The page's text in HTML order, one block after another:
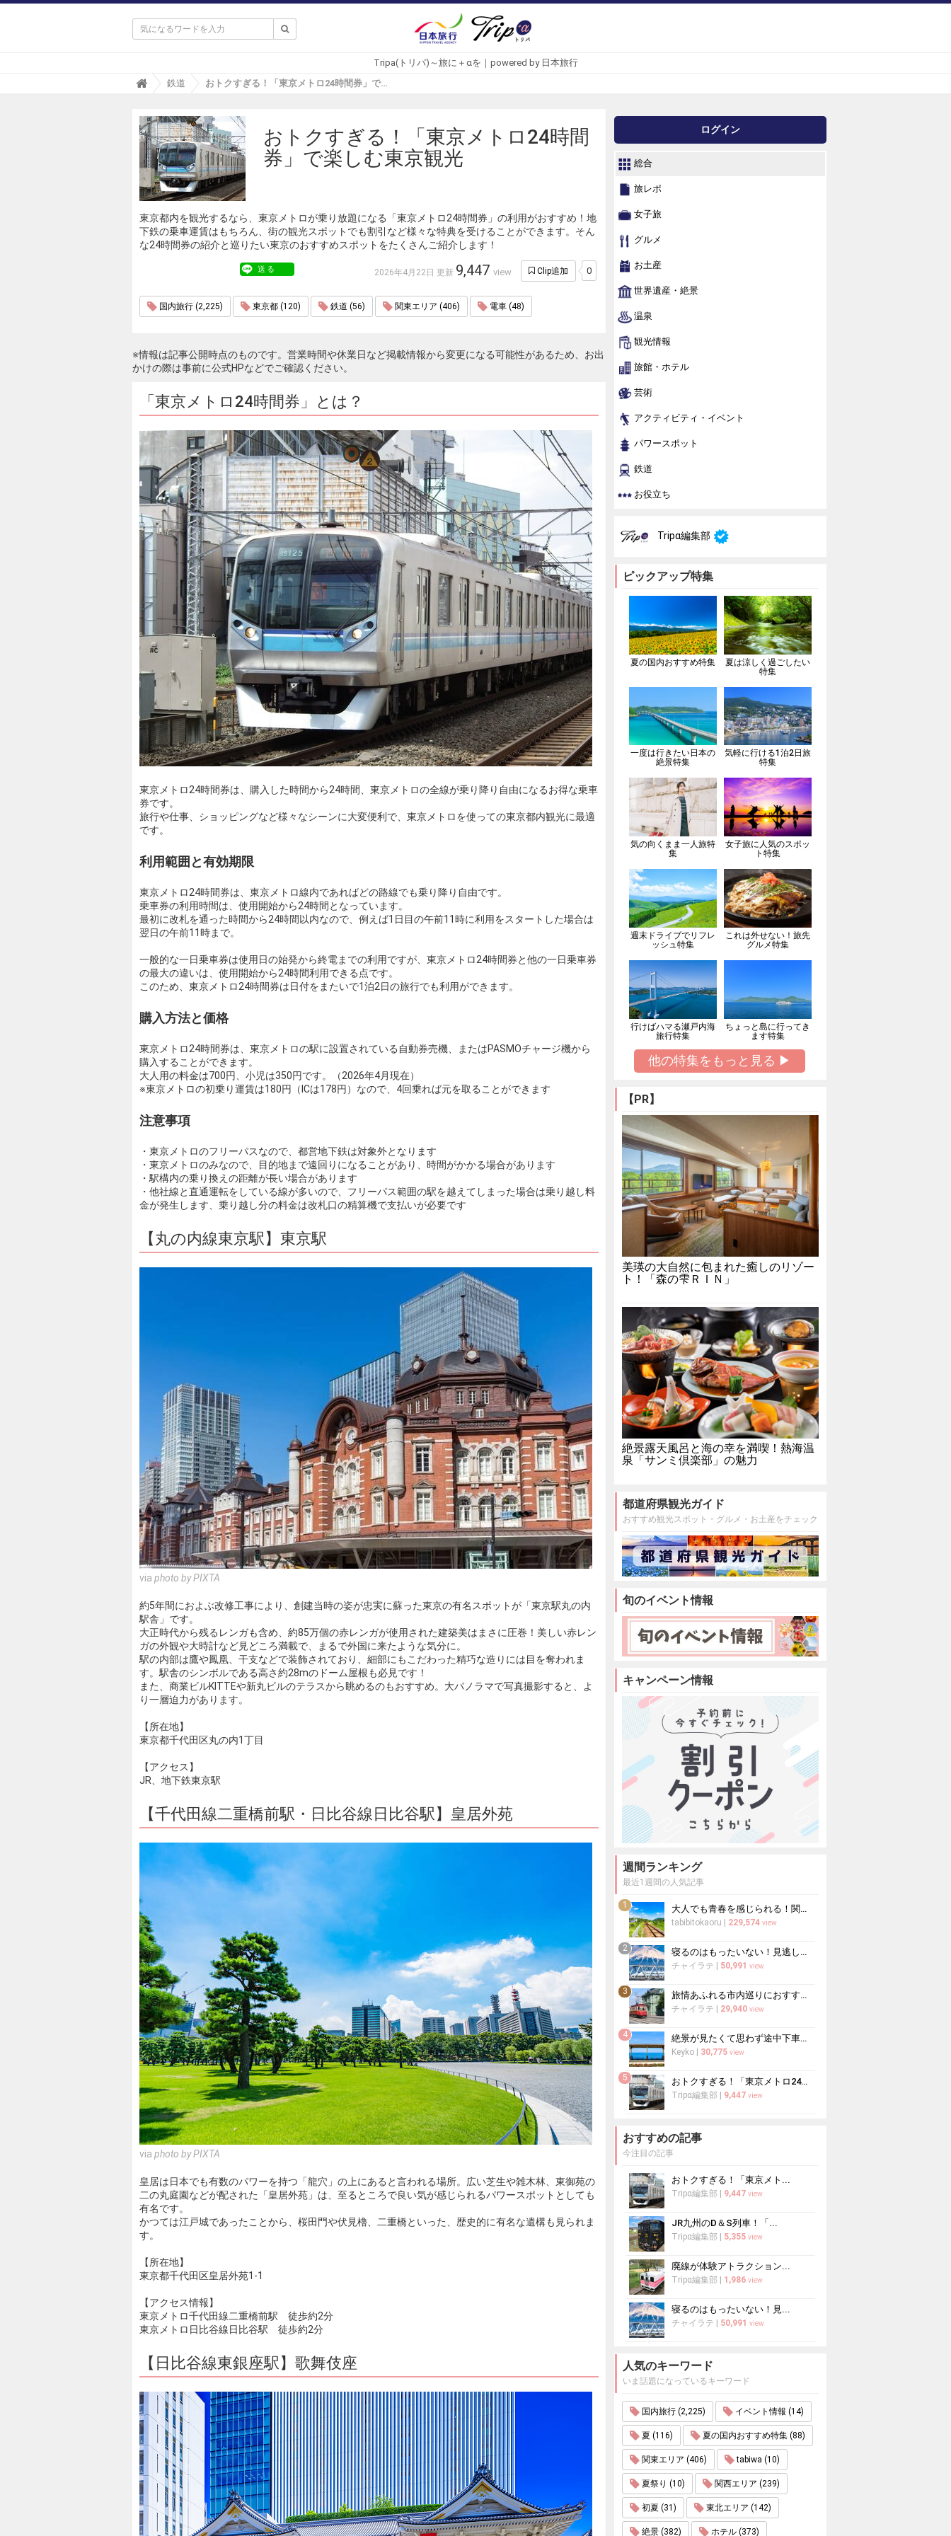
Tripa(トリパ)～旅に＋αを｜powered by 日本旅行
T
p
a
(
ト
リ
パ
)
鉄道 おトクすぎる！「東京メトロ24時間券」で楽しむ東京観光 - Tripa(トリパ)
おトクすぎる！「東京メトロ24時間
券」で楽しむ東京観光
東京都内を観光するなら、東京メトロが乗り放題になる「東京メトロ24時間券」の利用がおすすめ！地
下鉄の乗車運賃はもちろん、街の観光スポットでも割引など様々な特典を受けることができます。そん
な24時間券の紹介と巡りたい東京のおすすめスポットをたくさんご紹介します！
送る 2026年4月22日 更新 9,447view Clip追加 0
国内旅行 (2,225) 東京都 (120) 鉄道 (56) 関東エリア (406) 電車 (48)
※情報は記事公開時点のものです。営業時間や休業日など掲載情報から変更になる可能性があるため、お出
かけの際は事前に公式HPなどでご確認ください。
「東京メトロ24時間券」とは？
東京メトロ24時間券は、購入した時間から24時間、東京メトロの全線が乗り降り自由になるお得な乗車
券です。
旅行や仕事、ショッピングなど様々なシーンに大変便利で、東京メトロを使っての東京都内観光に最適
です。
利用範囲と有効期限
東京メトロ24時間券は、東京メトロ線内であればどの路線でも乗り降り自由です。
乗車券の利用時間は、使用開始から24時間となっています。
最初に改札を通った時間から24時間以内なので、例えば1日目の午前11時に利用をスタートした場合は
翌日の午前11時まで。
一般的な一日乗車券は使用日の始発から終電までの利用ですが、東京メトロ24時間券と他の一日乗車券
の最大の違いは、使用開始から24時間利用できる点です。
このため、東京メトロ24時間券は日付をまたいで1泊2日の旅行でも利用ができます。
購入方法と価格
東京メトロ24時間券は、東京メトロの駅に設置されている自動券売機、またはPASMOチャージ機から
購入することができます。
大人用の料金は700円、小児は350円です。（2026年4月現在）
※東京メトロの初乗り運賃は180円（ICは178円）なので、4回乗れば元を取ることができます
注意事項
・東京メトロのフリーパスなので、都営地下鉄は対象外となります
・東京メトロのみなので、目的地まで遠回りになることがあり、時間がかかる場合があります
・駅構内の乗り換えの距離が長い場合があります
・他社線と直通運転をしている線が多いので、フリーパス範囲の駅を越えてしまった場合は乗り越し料
金が発生します、乗り越し分の料金は改札口の精算機で支払いが必要です
【丸の内線東京駅】東京駅
via photo by PIXTA
約5年間におよぶ改修工事により、創建当時の姿が忠実に蘇った東京の有名スポットが「東京駅丸の内
駅舎」です。
大正時代から残るレンガも含め、約85万個の赤レンガが使用された建築美はまさに圧巻！美しい赤レン
ガの外観や大時計など見どころ満載で、まるで外国に来たような気分に。
駅の内部は鷹や鳳凰、干支などで装飾されており、細部にもこだわった精巧な造りには目を奪われま
す。駅舎のシンボルである高さ約28mのドーム屋根も必見です！
また、商業ビルKITTEや新丸ビルのテラスから眺めるのもおすすめ。大パノラマで写真撮影すると、よ
り一層迫力があります。
【所在地】
東京都千代田区丸の内1丁目
【アクセス】
JR、地下鉄東京駅
【千代田線二重橋前駅・日比谷線日比谷駅】皇居外苑
via photo by PIXTA
皇居は日本でも有数のパワーを持つ「龍穴」の上にあると言われる場所。広い芝生や雑木林、東御苑の
二の丸庭園などが配された「皇居外苑」は、至るところで良い気が感じられるパワースポットとしても
有名です。
かつては江戸城であったことから、桜田門や伏見櫓、二重橋といった、歴史的に有名な遺構も見られま
す。
【所在地】
東京都千代田区皇居外苑1-1
【アクセス情報】
東京メトロ千代田線二重橋前駅 徒歩約2分
東京メトロ日比谷線日比谷駅 徒歩約2分
【日比谷線東銀座駅】歌舞伎座
ログイン
総合
旅レポ
女子旅
グルメ
お土産
世界遺産・絶景
温泉
観光情報
旅館・ホテル
芸術
アクティビティ・イベント
パワースポット
鉄道
お役立ち
Tripα編集部
ピックアップ特集
夏の国内おすすめ特集
夏は涼しく過ごしたい
特集
一度は行きたい日本の
絶景特集
気軽に行ける1泊2日旅
特集
気の向くまま一人旅特
集
女子旅に人気のスポッ
ト特集
週末ドライブでリフレ
ッシュ特集
これは外せない！旅先
グルメ特集
行けばハマる瀬戸内海
旅行特集
ちょっと島に行ってき
ます特集
他の特集をもっと見る ▶
【PR】
美瑛の大自然に包まれた癒しのリゾー
ト！「森の雫ＲＩＮ」
絶景露天風呂と海の幸を満喫！熱海温
泉「サンミ倶楽部」の魅力
都道府県観光ガイド
おすすめ観光スポット・グルメ・お土産をチェック
旬のイベント情報
キャンペーン情報
週間ランキング
最近1週間の人気記事
1 大人でも青春を感じられる！関東発青春18きっぷおすすめ6コース
tabibitokaoru 229,574 view
2 寝るのはもったいない！見逃したくない絶景ばかりの東海道新幹線の車窓
チャイラテ 50,991 view
3 旅情あふれる市内巡りにおすすめ！路面電車のある観光地12選
チャイラテ 29,940 view
4 絶景が見たくて思わず途中下車したくなるおすすめの駅7選
Keyko 30,775 view
5 おトクすぎる！「東京メトロ24時間券」で楽しむ東京観光
Tripα編集部 9,447 view
おすすめの記事
今注目の記事
おトクすぎる！「東京メト...
Tripα編集部 9,447 view
JR九州のD＆S列車！「...
Tripα編集部 5,355 view
廃線が体験アトラクション...
Tripα編集部 1,986 view
寝るのはもったいない！見...
チャイラテ 50,991 view
人気のキーワード
いま話題になっているキーワード
国内旅行 (2,225) イベント情報 (14)
夏 (116) 夏の国内おすすめ特集 (88)
関東エリア (406) tabiwa (10)
夏祭り (10) 関西エリア (239)
初夏 (31) 東北エリア (142)
絶景 (382) ホテル (373)